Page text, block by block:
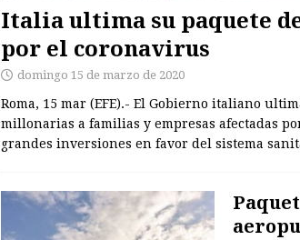
Italia ultima su paquete
por el coronavirus
domingo 15 de marzo de 2020
Roma, 15 mar (EFE).- El Gobierno italiano
millonarias a familias y empresas afectadas
grandes inversiones en favor del sistema